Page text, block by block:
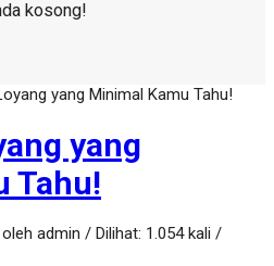
kosong!
yang Minimal Kamu Tahu!
yang
Tahu!
admin / Dilihat: 1.054 kali /